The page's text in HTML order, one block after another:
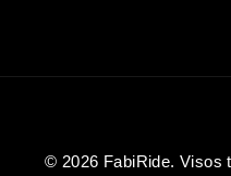
© 2026 FabiRide. Visos